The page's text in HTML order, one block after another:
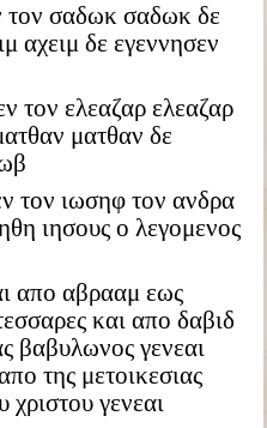
τον σαδωκ σαδωκ δε
αχειμ δε εγεννησεν
τον ελεαζαρ ελεαζαρ
ματθαν δε
τον ιωσηφ τον ανδρα
ιησους ο λεγομενος
απο αβρααμ εως
και απο δαβιδ
βαβυλωνος γενεαι
της μετοικεσιας
γενεαι